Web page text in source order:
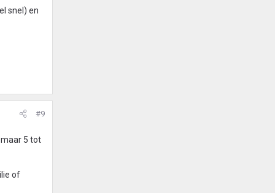
snel) en
#9
5 tot
of